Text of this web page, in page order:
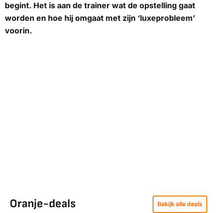
begint. Het is aan de trainer wat de opstelling gaat
worden en hoe hij omgaat met zijn ‘luxeprobleem’
voorin.
Oranje-deals Bekijk alle deals